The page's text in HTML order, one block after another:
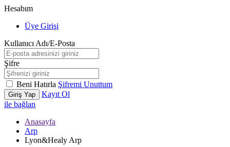
Hesabım
Üye Girişi
Kullanıcı Adı/E-Posta
Şifre
Beni Hatırla Şifremi Unuttum
Giriş Yap
Kayıt Ol
ile bağlan
Anasayfa
Arp
Lyon&Healy Arp